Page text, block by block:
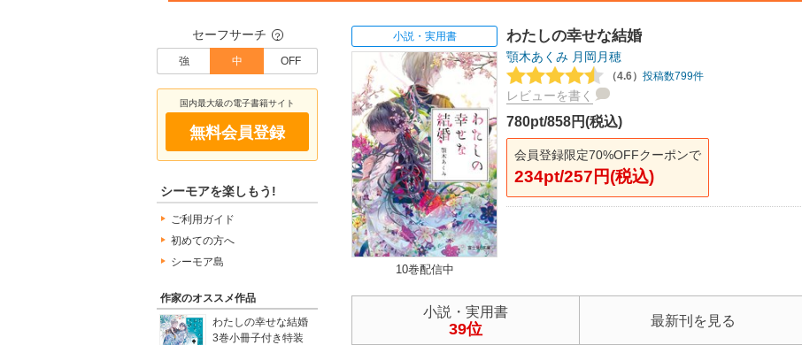
セーフサーチ ？
強 中 OFF
国内最大級の電子書籍サイト
無料会員登録
シーモアを楽しもう!
ご利用ガイド
初めての方へ
シーモア島
作家のオススメ作品
わたしの幸せな結婚
3巻小冊子付き特装
小説・実用書
10巻配信中
わたしの幸せな結婚
顎木あくみ 月岡月穂
（4.6） 投稿数799件
レビューを書く
780pt/858円(税込)
会員登録限定70%OFFクーポンで
234pt/257円(税込)
小説・実用書
39位 最新刊を見る